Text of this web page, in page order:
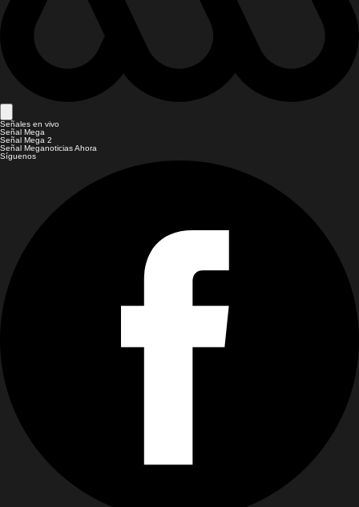
Señales en vivo
Señal Mega
Señal Mega 2
Señal Meganoticias Ahora
Síguenos